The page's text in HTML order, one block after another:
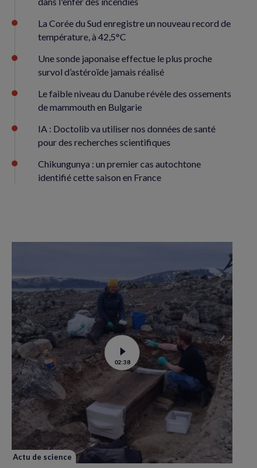
La Corée du Sud enregistre un nouveau record de
température, à 42,5°C
Une sonde japonaise effectue le plus proche
survol d’astéroïde jamais réalisé
Le faible niveau du Danube révèle des ossements
de mammouth en Bulgarie
IA : Doctolib va utiliser nos données de santé
pour des recherches scientifiques
Chikungunya : un premier cas autochtone
identifié cette saison en France
Voir
la
vidéo
grand
cimetière
chasseurs
de
baleines
en
?
02:38
Actu de science